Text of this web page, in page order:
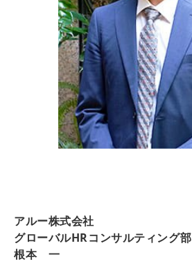
アルー株式会社
グローバルHRコンサルティング部
根本 一